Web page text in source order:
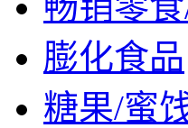
膨化食品
糖果/蜜